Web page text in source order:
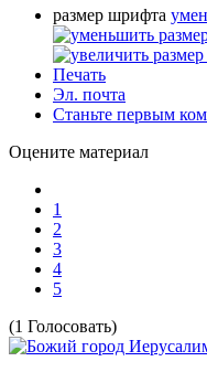
размер шрифта
Печать
Эл. почта
Станьте первым
Оцените материал
1
2
3
4
5
(1 Голосовать)